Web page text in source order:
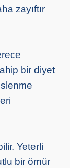
zayıftır
bir diyet
Yeterli
bir ömür